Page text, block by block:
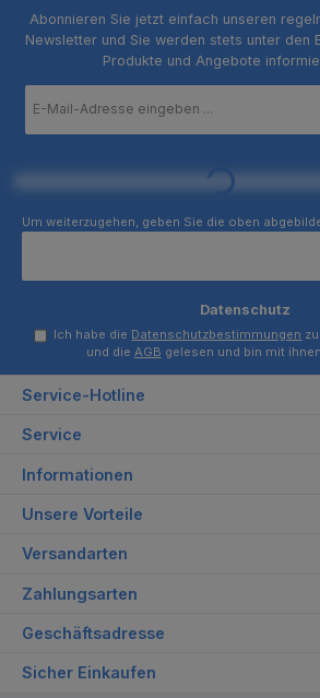
Abonnieren Sie jetzt einfach unseren
Newsletter und Sie werden stets unter den
Produkte und Angebote
Mail-
Loading...
Um weiterzugehen, geben Sie die oben
Datenschutz
Ich habe die Datenschutzbestimmungen
und die AGB gelesen und bin mit
Service-Hotline
Service
Informationen
Unsere Vorteile
Versandarten
Zahlungsarten
Geschäftsadresse
Sicher Einkaufen